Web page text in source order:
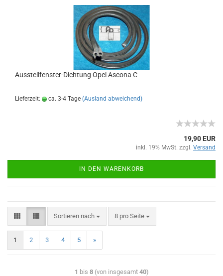
Ausstellfenster-Dichtung Opel Ascona C
Lieferzeit: ca. 3-4 Tage (Ausland abweichend)
19,90 EUR
inkl. 19% MwSt. zzgl. Versand
IN DEN WARENKORB
Sortieren nach 8 pro Seite
1 2 3 4 5 »
1 bis 8(von insgesamt 40)